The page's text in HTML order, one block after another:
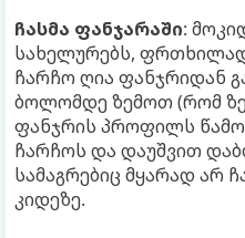
ჩასმა ფანჯარაში:
სახელურებს,
ჩარჩო ღია ფანჯრიდან
ბოლომდე ზემოთ (რომ
ფანჯრის პროფილს
ჩარჩოს და დაუშვით
სამაგრებიც მყარად არ
კიდეზე.